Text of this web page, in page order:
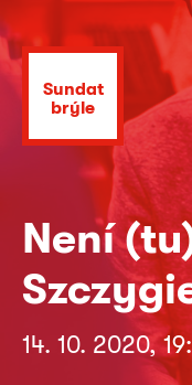
Sundat
brýle
Není
14. 10. 2020,